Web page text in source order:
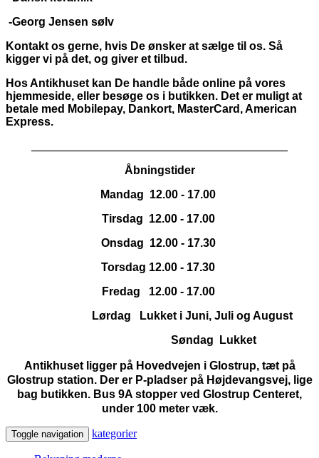
-Georg Jensen sølv
Kontakt os gerne, hvis De ønsker at sælge til os. Så
kigger vi på det, og giver et tilbud.
Hos Antikhuset kan De handle både online på vores
hjemmeside, eller besøge os i butikken. Det er muligt at
betale med Mobilepay, Dankort, MasterCard, American
Express.
Åbningstider
Mandag 12.00 - 17.00
Tirsdag 12.00 - 17.00
Onsdag 12.00 - 17.30
Torsdag 12.00 - 17.30
Fredag 12.00 - 17.00
Lørdag Lukket i Juni, Juli og August
Søndag Lukket
Antikhuset ligger på Hovedvejen i Glostrup, tæt på
Glostrup station. Der er P-pladser på Højdevangsvej, lige
bag butikken. Bus 9A stopper ved Glostrup Centeret,
under 100 meter væk.
Toggle navigation kategorier